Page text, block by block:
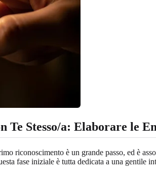
Te Stesso/a: Elaborare le
riconoscimento è un grande passo, ed è
fase iniziale è tutta dedicata a una gentile